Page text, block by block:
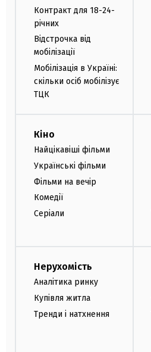
Контракт для 18-24-
річних
Відстрочка від
мобілізації
Мобілізація в Україні:
скільки осіб мобілізує
ТЦК
Кіно
Найцікавіші фільми
Українські фільми
Фільми на вечір
Комедії
Серіали
Нерухомість
Аналітика ринку
Купівля житла
Тренди і натхнення